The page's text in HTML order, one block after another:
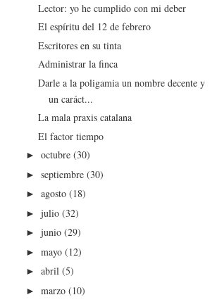
Lector: yo he cumplido con mi deber
El espíritu del 12 de febrero
Escritores en su tinta
Administrar la finca
Darle a la poligamia un nombre decente y
un caráct...
La mala praxis catalana
El factor tiempo
►octubre(30)
►septiembre(30)
►agosto(18)
►julio(32)
►junio(29)
►mayo(12)
►abril(5)
►marzo(10)